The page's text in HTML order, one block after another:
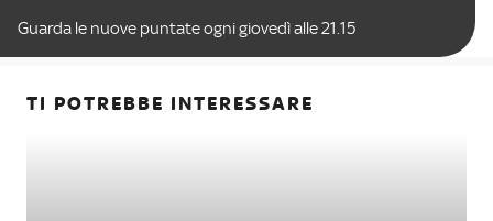
Guarda le nuove puntate ogni giovedì alle 21.15
TI POTREBBE INTERESSARE